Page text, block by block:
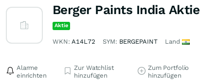
Berger Paints India Aktie
Aktie
WKN:A14L72 SYM: BERGEPAINT Land
Alarme
einrichten
Zur Watchlist
hinzufügen
Zum Portfolio
hinzufügen